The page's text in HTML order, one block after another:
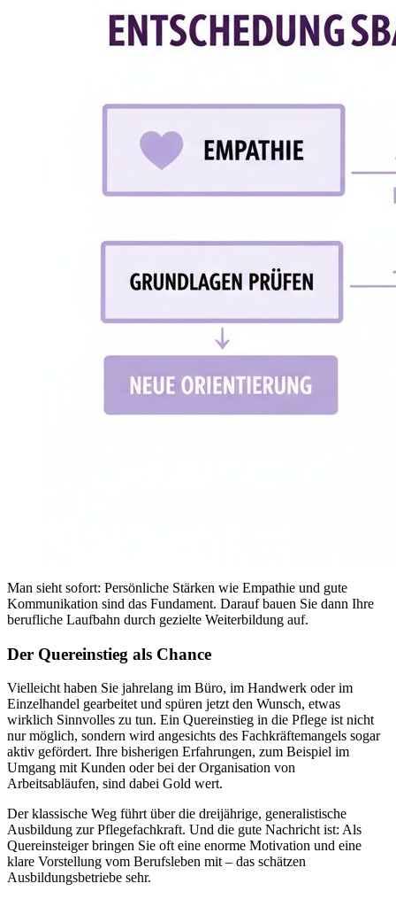
Man sieht sofort: Persönliche Stärken wie Empathie und gute
Kommunikation sind das Fundament. Darauf bauen Sie dann Ihre
berufliche Laufbahn durch gezielte Weiterbildung auf.
Der Quereinstieg als Chance
Vielleicht haben Sie jahrelang im Büro, im Handwerk oder im
Einzelhandel gearbeitet und spüren jetzt den Wunsch, etwas
wirklich Sinnvolles zu tun. Ein Quereinstieg in die Pflege ist nicht
nur möglich, sondern wird angesichts des Fachkräftemangels sogar
aktiv gefördert. Ihre bisherigen Erfahrungen, zum Beispiel im
Umgang mit Kunden oder bei der Organisation von
Arbeitsabläufen, sind dabei Gold wert.
Der klassische Weg führt über die dreijährige, generalistische
Ausbildung zur Pflegefachkraft. Und die gute Nachricht ist: Als
Quereinsteiger bringen Sie oft eine enorme Motivation und eine
klare Vorstellung vom Berufsleben mit – das schätzen
Ausbildungsbetriebe sehr.